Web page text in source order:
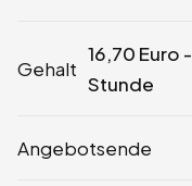
Gehalt
16,70 Euro -
Stunde
Angebotsende